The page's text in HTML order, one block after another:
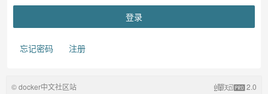
忘记密码 注册
© docker中文社区站 2.0